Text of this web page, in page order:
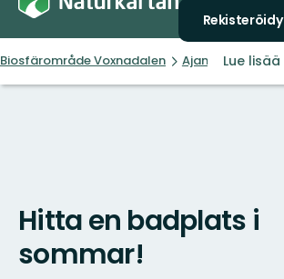
Rekisteröidy
Biosfärområde Voxnadalen Ajankohtaista
Lue lisää
Hitta en badplats i
sommar!